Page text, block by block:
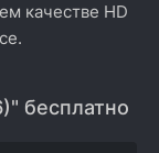
качестве HD
бесплатно